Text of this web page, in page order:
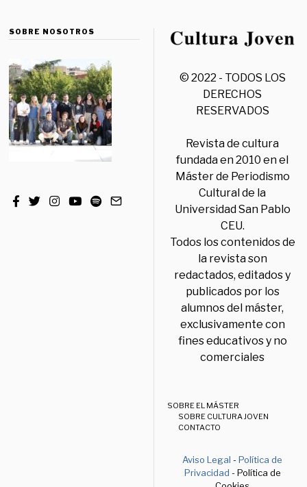
SOBRE NOSOTROS
© 2022 - TODOS LOS
DERECHOS
RESERVADOS
Revista de cultura
fundada en 2010 en el
Máster de Periodismo
Cultural de la
Universidad San Pablo
CEU.
Todos los contenidos de
la revista son
redactados, editados y
publicados por los
alumnos del máster,
exclusivamente con
fines educativos y no
comerciales
SOBRE EL MÁSTER
SOBRE CULTURA JOVEN
CONTACTO
Aviso Legal -Política de
Privacidad - Política de